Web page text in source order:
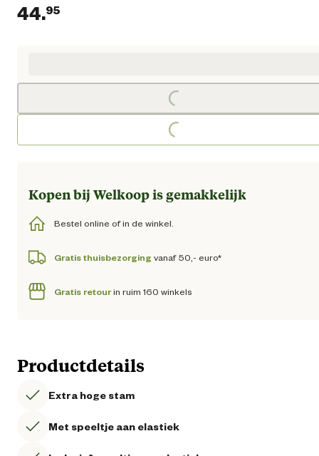
44.95
Loading...
Loading...
Kopen bij Welkoop is gemakkelijk
Bestel online of in de winkel.
Gratis thuisbezorging vanaf 50,- euro*
Gratis retourin ruim 160 winkels
Productdetails
Extra hoge stam
Met speeltje aan elastiek